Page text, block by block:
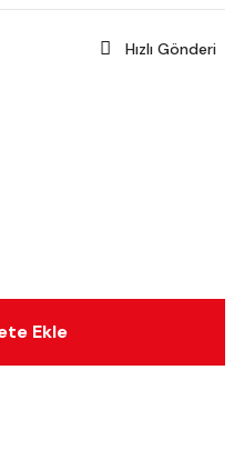
Hızlı Gönderi
Ekle